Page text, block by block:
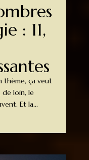
: 11,
thème, ça veut
de loin, le
Et la...